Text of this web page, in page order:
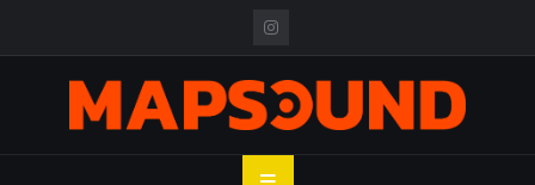
MAPSOUND